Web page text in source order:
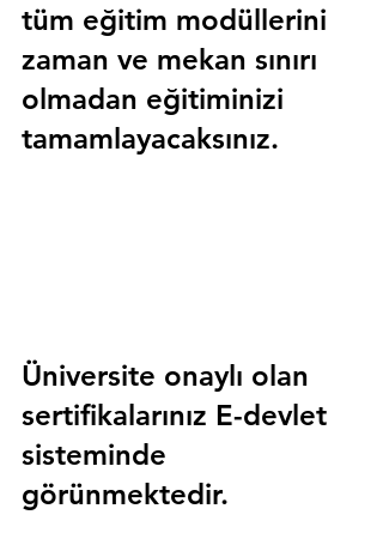
tüm eğitim modüllerini
zaman ve mekan sınırı
olmadan eğitiminizi
tamamlayacaksınız.
Üniversite onaylı olan
sertifikalarınız E-devlet
sisteminde
görünmektedir.